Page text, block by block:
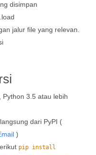
disimpan
jalur file yang relevan.
Python 3.5 atau lebih
dari PyPI (
)
pip install